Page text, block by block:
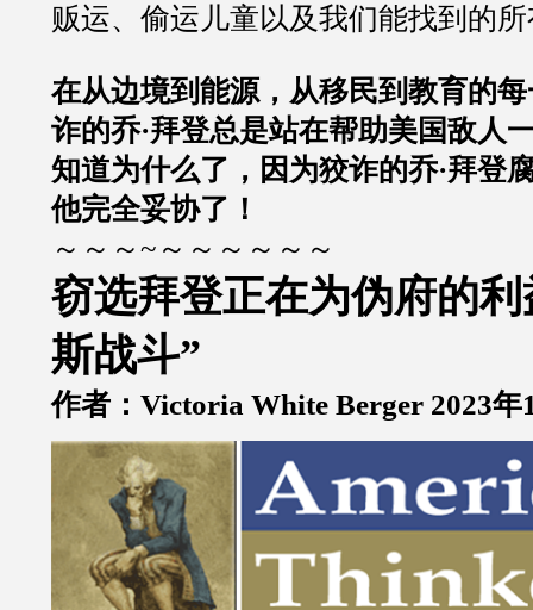
贩运、偷运儿童以及我们能找到的
在从边境到能源，从移民到教育的
诈的乔·拜登总是站在帮助美国敌人
知道为什么了，因为狡诈的乔·拜登
他完全妥协了！
～～～~ ～～～～～～
窃选拜登正在为伪府的利
斯战斗”
作者： Victoria White Berger 2023年